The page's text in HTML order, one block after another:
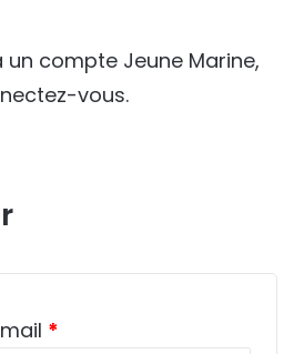
un compte Jeune Marine,
vous.
*